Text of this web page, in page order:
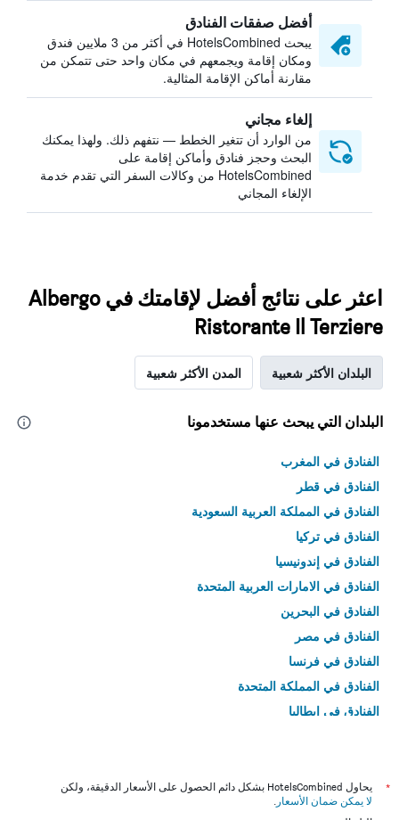
أفضل صفقات الفنادق
يبحث HotelsCombined في أكثر من 3 ملايين فندق
ومكان إقامة ويجمعهم في مكان واحد حتى تتمكن من
مقارنة أماكن الإقامة المثالية.
إلغاء مجاني
من الوارد أن تتغير الخطط — نتفهم ذلك. ولهذا يمكنك
البحث وحجز فنادق وأماكن إقامة على
HotelsCombined من وكالات السفر التي تقدم خدمة
الإلغاء المجاني
اعثر على نتائج أفضل لإقامتك في Albergo
Ristorante Il Terziere
البلدان الأكثر شعبية المدن الأكثر شعبية
البلدان التي يبحث عنها مستخدمونا
الفنادق في المغرب
الفنادق في قطر
الفنادق في المملكة العربية السعودية
الفنادق في تركيا
الفنادق في إندونيسيا
الفنادق في الامارات العربية المتحدة
الفنادق في البحرين
الفنادق في مصر
الفنادق في فرنسا
الفنادق في المملكة المتحدة
الفنادق في إيطاليا
*
يحاول HotelsCombined بشكل دائم الحصول على الأسعار الدقيقة، ولكن
لا يمكن ضمان الأسعار .